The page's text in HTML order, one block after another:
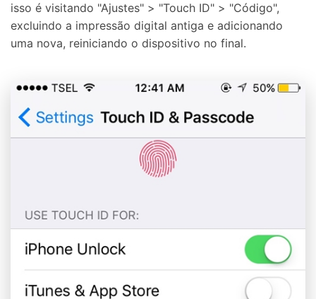
isso é visitando "Ajustes" > "Touch ID" > "Código",
excluindo a impressão digital antiga e adicionando
uma nova, reiniciando o dispositivo no final.